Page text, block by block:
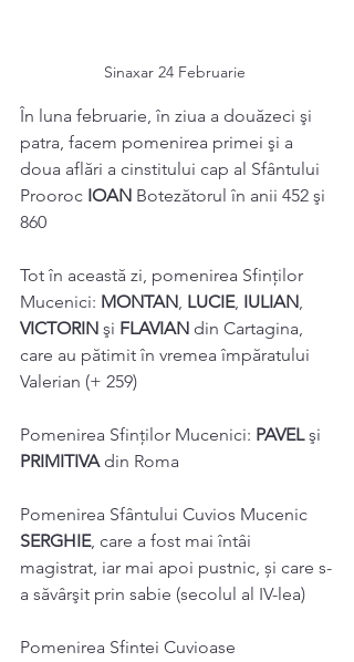
Sinaxar 24 Februarie
În luna februarie, în ziua a douăzeci şi
patra, facem pomenirea primei şi a
doua aflări a cinstitului cap al Sfântului
Prooroc IOAN Botezătorul în anii 452 şi
860
Tot în această zi, pomenirea Sfinților
Mucenici: MONTAN, LUCIE, IULIAN,
VICTORIN şi FLAVIAN din Cartagina,
care au pătimit în vremea împăratului
Valerian (+ 259)
Pomenirea Sfinților Mucenici: PAVEL şi
PRIMITIVA din Roma
Pomenirea Sfântului Cuvios Mucenic
SERGHIE, care a fost mai întâi
magistrat, iar mai apoi pustnic, și care s-
a săvârşit prin sabie (secolul al IV-lea)
Pomenirea Sfintei Cuvioase